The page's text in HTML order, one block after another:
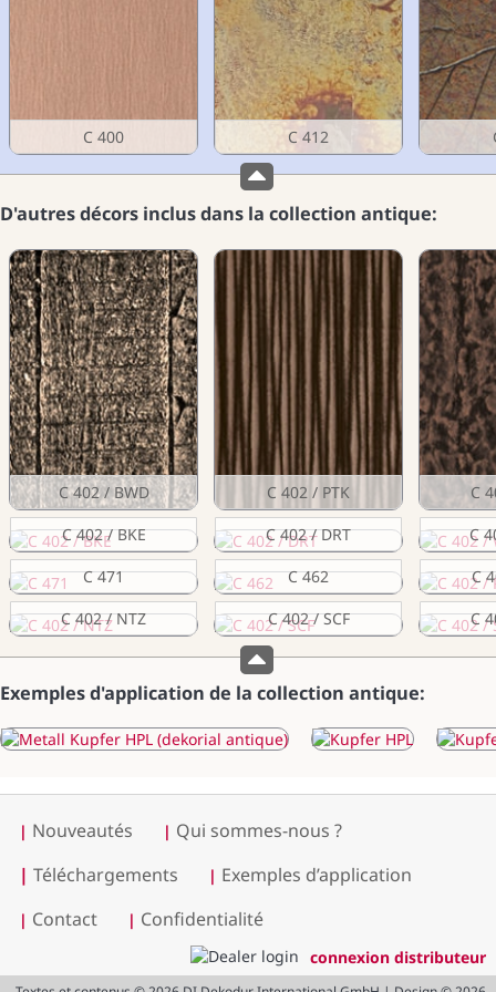
C 400 C 412
D'autres décors inclus dans la collection antique:
C 402 / BWD C 402 / PTK
C
C 402 / BKE
C 402 / DRT
C
C 471
C 462
C
C 402 / NTZ
C 402 / SCF C
Exemples d'application de la collection antique:
| Nouveautés | Qui sommes-nous ?
| Téléchargements | Exemples d’application
| Contact | Confidentialité
connexion distributeur